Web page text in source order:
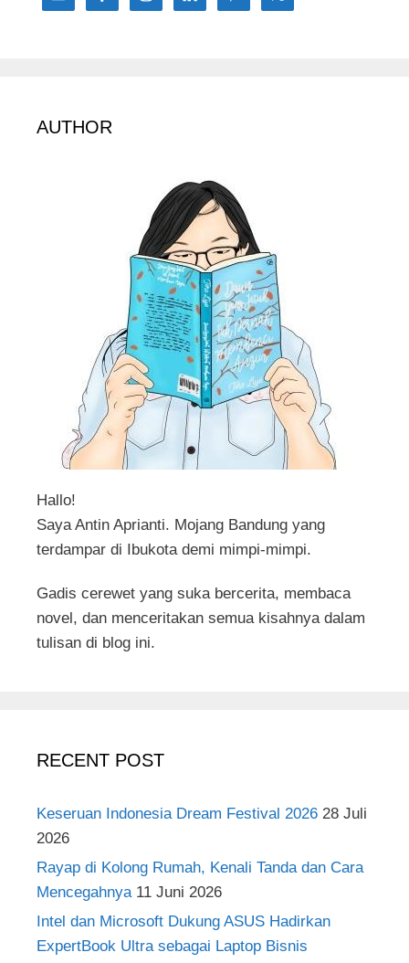
AUTHOR
Hallo!
Saya Antin Aprianti. Mojang Bandung yang
terdampar di Ibukota demi mimpi-mimpi.
Gadis cerewet yang suka bercerita, membaca
novel, dan menceritakan semua kisahnya dalam
tulisan di blog ini.
RECENT POST
Keseruan Indonesia Dream Festival 2026 28 Juli
2026
Rayap di Kolong Rumah, Kenali Tanda dan Cara
Mencegahnya 11 Juni 2026
Intel dan Microsoft Dukung ASUS Hadirkan
ExpertBook Ultra sebagai Laptop Bisnis